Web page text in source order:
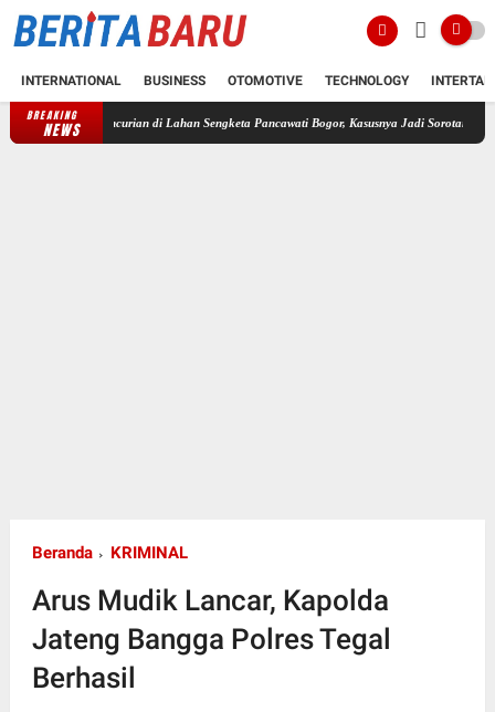
INTERNATIONAL BUSINESS OTOMOTIVE TECHNOLOGY
BREAKING
NEWS
Pencurian di Lahan Sengketa Pancawati Bogor, Kasusnya Jadi Sorotan Publik
Beranda KRIMINAL
Arus Mudik Lancar, Kapolda
Jateng Bangga Polres Tegal
Berhasil